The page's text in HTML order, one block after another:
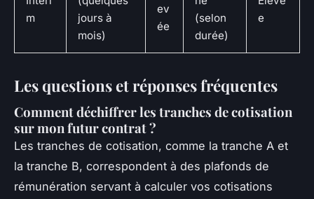
m
jours à
mois)
ev
ée
(selon
durée)
e
Les questions et réponses fréquentes
Comment déchiffrer les tranches de cotisation
sur mon futur contrat ?
Les tranches de cotisation, comme la tranche A et
la tranche B, correspondent à des plafonds de
rémunération servant à calculer vos cotisations